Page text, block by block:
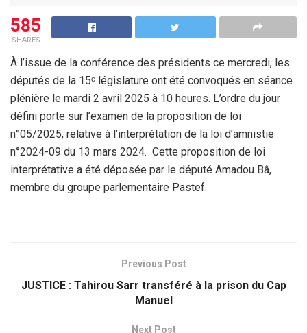
585
SHARES
À l’issue de la conférence des présidents ce mercredi, les
députés de la 15ᵉ législature ont été convoqués en séance
plénière le mardi 2 avril 2025 à 10 heures. L’ordre du jour
défini porte sur l’examen de la proposition de loi
n°05/2025, relative à l’interprétation de la loi d’amnistie
n°2024-09 du 13 mars 2024. Cette proposition de loi
interprétative a été déposée par le député Amadou Bâ,
membre du groupe parlementaire Pastef.
Previous Post
JUSTICE : Tahirou Sarr transféré à la prison du Cap
Manuel
Next Post